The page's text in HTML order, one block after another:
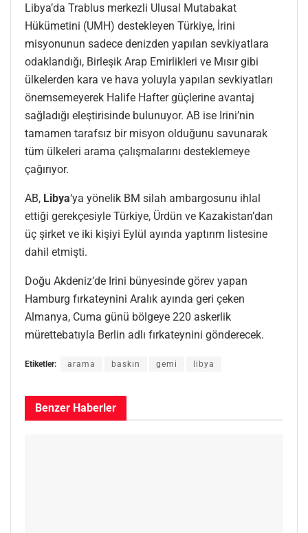
Libya’da Trablus merkezli Ulusal Mutabakat
Hükümetini (UMH) destekleyen Türkiye, İrini
misyonunun sadece denizden yapılan sevkiyatlara
odaklandığı, Birleşik Arap Emirlikleri ve Mısır gibi
ülkelerden kara ve hava yoluyla yapılan sevkiyatları
önemsemeyerek Halife Hafter güçlerine avantaj
sağladığı eleştirisinde bulunuyor. AB ise Irini’nin
tamamen tarafsız bir misyon olduğunu savunarak
tüm ülkeleri arama çalışmalarını desteklemeye
çağırıyor.
AB, Libya‘ya yönelik BM silah ambargosunu ihlal
ettiği gerekçesiyle Türkiye, Ürdün ve Kazakistan’dan
üç şirket ve iki kişiyi Eylül ayında yaptırım listesine
dahil etmişti.
Doğu Akdeniz’de Irini bünyesinde görev yapan
Hamburg fırkateynini Aralık ayında geri çeken
Almanya, Cuma günü bölgeye 220 askerlik
mürettebatıyla Berlin adlı fırkateynini gönderecek.
Etiketler: arama baskın gemi libya
Benzer Haberler